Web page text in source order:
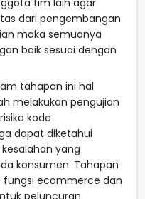
dari pengembangan
maka semuanya
baik sesuai dengan
tahapan ini hal
melakukan pengujian
kode
dapat diketahui
yang
konsumen. Tahapan
fungsi ecommerce dan
peluncuran.